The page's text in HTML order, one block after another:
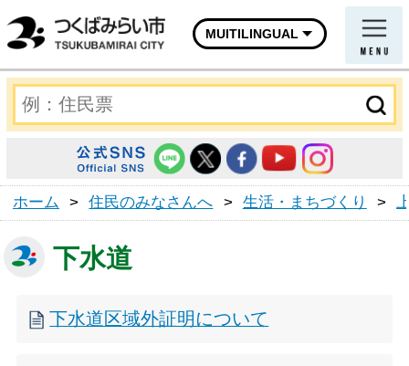
MUITILINGUAL
ホーム > 住民のみなさんへ > 生活・まちづくり >
下水道
下水道区域外証明について